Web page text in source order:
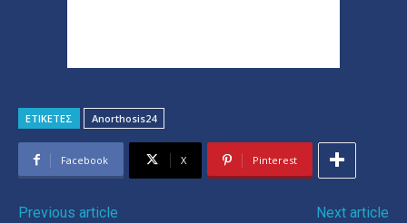
ΕΤΙΚΕΤΕΣ Anorthosis24
Facebook X Pinterest
Previous article Next article